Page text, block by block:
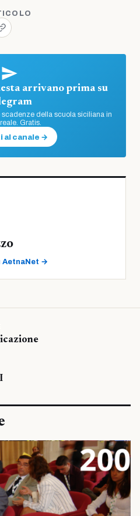
arrivano prima su
della scuola siciliana in
Gratis.
al canale →
AetnaNet →